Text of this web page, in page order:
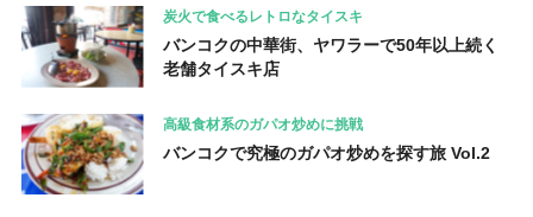
炭火で食べるレトロなタイスキ
バンコクの中華街、ヤワラーで50年以上続く
老舗タイスキ店
高級食材系のガパオ炒めに挑戦
バンコクで究極のガパオ炒めを探す旅 Vol.2